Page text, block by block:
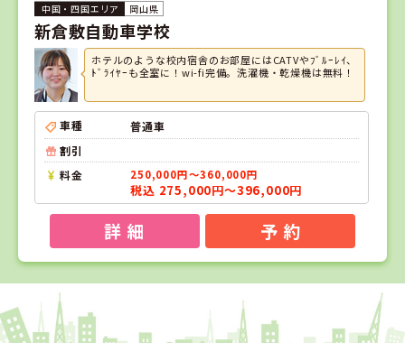
岡山県
新倉敷自動車学校
ホテルのような校内宿舎のお部屋にはCATVやﾌﾞﾙｰﾚｲ、
ﾄﾞﾗｲﾔｰも全室に！wi-fi完備。洗濯機・乾燥機は無料！
車種
普通車
割引
料金
250,000円～360,000円
税込 275,000円～396,000円
詳 細 予 約
1
岡山県